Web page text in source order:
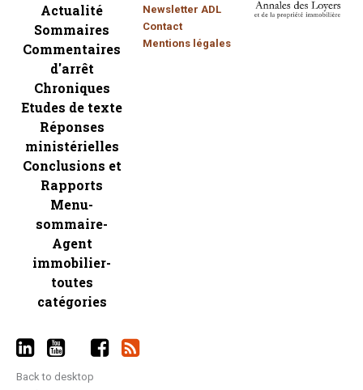
Actualité
Sommaires
Commentaires
d'arrêt
Chroniques
Etudes de texte
Réponses
ministérielles
Conclusions et
Rapports
Menu-
sommaire-
Agent
immobilier-
toutes
catégories
Newsletter ADL
Contact
Mentions légales
Back to desktop